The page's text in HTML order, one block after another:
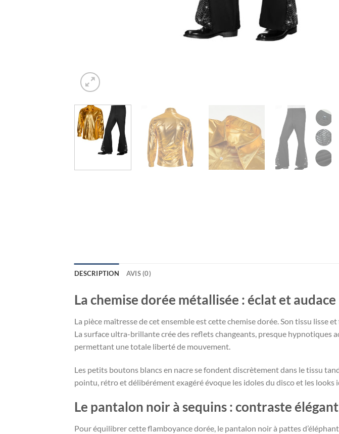
DESCRIPTION AVIS (0)
La chemise dorée métallisée : éclat et audace
La pièce maîtresse de cet ensemble est cette chemise dorée. Son tissu lisse
La surface ultra-brillante crée des reflets changeants, presque hypnotiques
permettant une totale liberté de mouvement.
Les petits boutons blancs en nacre se fondent discrètement dans le tissu
pointu, rétro et délibérément exagéré évoque les idoles du disco et les
Le pantalon noir à sequins : contraste
Pour équilibrer cette flamboyance dorée, le pantalon noir à pattes